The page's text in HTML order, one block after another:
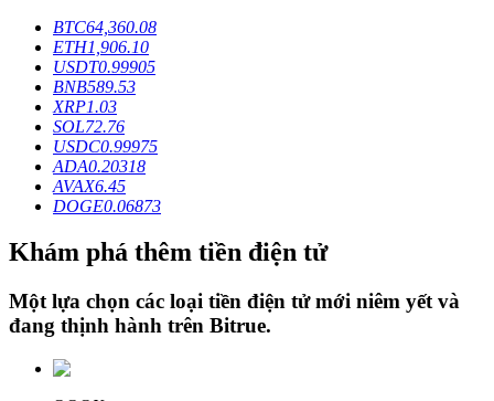
Khoản vay
BTC64,360.08
ETH1,906.10
USDT0.99905
BNB589.53
XRP1.03
SOL72.76
USDC0.99975
ADA0.20318
AVAX6.45
DOGE0.06873
Khám phá thêm tiền điện tử
Một lựa chọn các loại tiền điện tử mới niêm yết và
đang thịnh hành trên Bitrue.